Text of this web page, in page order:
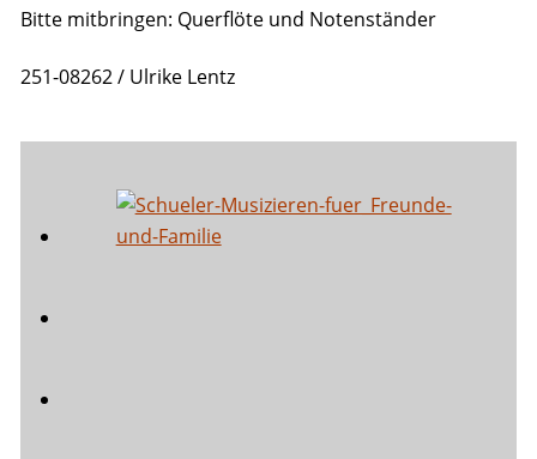
Bitte mitbringen: Querflöte und Notenständer
251-08262 / Ulrike Lentz